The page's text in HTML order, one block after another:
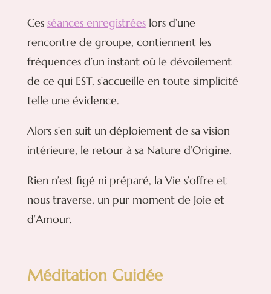
Ces séances enregistréeslors d’une
rencontre de groupe, contiennent les
fréquences d’un instant où le dévoilement
de ce qui EST, s’accueille en toute simplicité
telle une évidence.
Alors s’en suit un déploiement de sa vision
intérieure, le retour à sa Nature d’Origine.
Rien n’est figé ni préparé, la Vie s’offre et
nous traverse, un pur moment de Joie et
d’Amour.
Méditation Guidée